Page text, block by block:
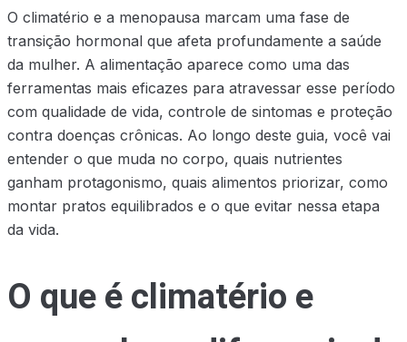
O climatério e a menopausa marcam uma fase de
transição hormonal que afeta profundamente a saúde
da mulher. A alimentação aparece como uma das
ferramentas mais eficazes para atravessar esse período
com qualidade de vida, controle de sintomas e proteção
contra doenças crônicas. Ao longo deste guia, você vai
entender o que muda no corpo, quais nutrientes
ganham protagonismo, quais alimentos priorizar, como
montar pratos equilibrados e o que evitar nessa etapa
da vida.
O que é climatério e